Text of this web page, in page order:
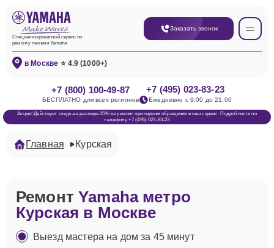
Специализированный сервис по
ремонту техники Yamaha
Заказать звонок
в Москве ⭐ 4.9 (1000+)
+7 (800) 100-49-87
БЕСПЛАТНО для всех регионов
+7 (495) 023-83-23
Ежедневно с 9:00 до 21:00
Акция! Действует скидка в размере 25% на ремонт при первом обращении в наш сервис. Подробности по
телефону +7 (495) 023-83-23
Главная Курская
РемонтYamaha метро
Курская в Москве
Выезд мастера на дом за 45 минут